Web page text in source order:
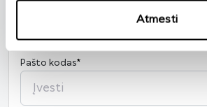
Atmesti
Pašto kodas*